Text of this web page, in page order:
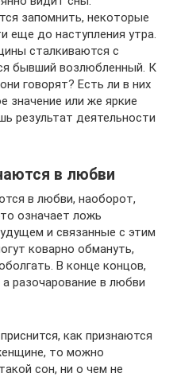
запомнить, некоторые
еще до наступления утра.
сталкиваются с
бывший возлюбленный. К
говорят? Есть ли в них
значение или же яркие
результат деятельности
в любви
в любви, наоборот,
означает ложь
и связанные с этим
коварно обмануть,
В конце концов,
разочарование в любви
как признаются
то можно
сон, ни о чем не